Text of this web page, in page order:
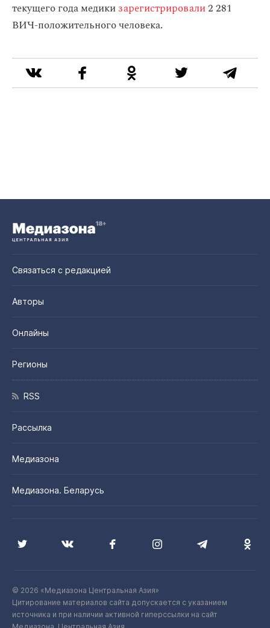
текущего года медикизарегистрировали2 281
ВИЧ-положительного человека.
Связаться с редакцией
Авторы
Онлайны
Регионы
RSS
Рассылка
Медиазона
Медиазона. Беларусь
© 2026 «Медиазона Центральная Азия»
Цитирование материалов сайта допускается с указанием
источника и при наличии активной гиперссылки на сайт